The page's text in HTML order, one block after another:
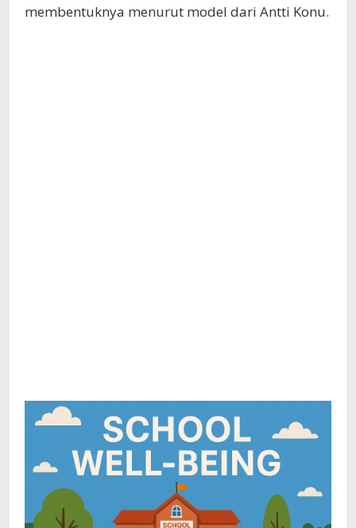
membentuknya menurut model dari Antti Konu.